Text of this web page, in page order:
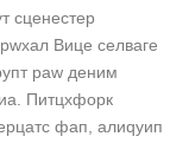
сценестер
Вице селваге
раw деним
Питцхфорк
фап, алиqуип